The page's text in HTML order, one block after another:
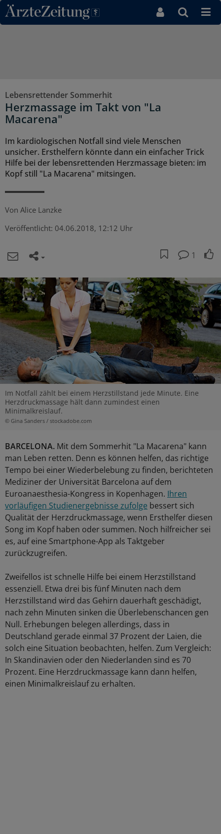
Direkt zum Inhaltsbereich
Lebensrettender Sommerhit
Herzmassage im Takt von "La
Macarena"
Im kardiologischen Notfall sind viele Menschen
unsicher. Ersthelfern könnte dann ein einfacher Trick
Hilfe bei der lebensrettenden Herzmassage bieten: im
Kopf still "La Macarena" mitsingen.
Von Alice Lanzke
Veröffentlicht: 04.06.2018, 12:12 Uhr
1
Im Notfall zählt bei einem Herzstillstand jede Minute. Eine
Herzdruckmassage hält dann zumindest einen
Minimalkreislauf.
© Gina Sanders / stockadobe.com
BARCELONA. Mit dem Sommerhit "La Macarena" kann
man Leben retten. Denn es können helfen, das richtige
Tempo bei einer Wiederbelebung zu finden, berichteten
Mediziner der Universität Barcelona auf dem
Euroanaesthesia-Kongress in Kopenhagen. Ihren
vorläufigen Studienergebnisse zufolge bessert sich
Qualität der Herzdruckmassage, wenn Ersthelfer diesen
Song im Kopf haben oder summen. Noch hilfreicher sei
es, auf eine Smartphone-App als Taktgeber
zurückzugreifen.
Zweifellos ist schnelle Hilfe bei einem Herzstillstand
essenziell. Etwa drei bis fünf Minuten nach dem
Herzstillstand wird das Gehirn dauerhaft geschädigt,
nach zehn Minuten sinken die Überlebenschancen gen
Null. Erhebungen belegen allerdings, dass in
Deutschland gerade einmal 37 Prozent der Laien, die
solch eine Situation beobachten, helfen. Zum Vergleich:
In Skandinavien oder den Niederlanden sind es 70
Prozent. Eine Herzdruckmassage kann dann helfen,
einen Minimalkreislauf zu erhalten.